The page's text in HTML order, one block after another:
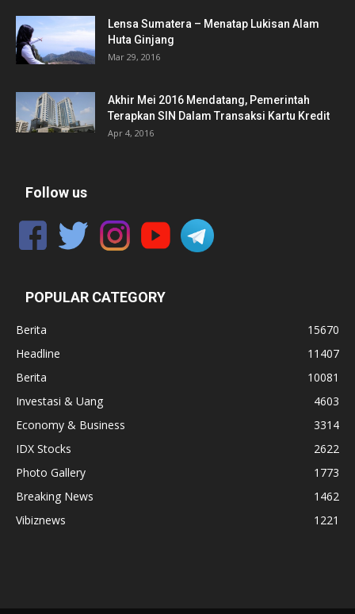
Lensa Sumatera – Menatap Lukisan Alam
Huta Ginjang
Mar 29, 2016
Akhir Mei 2016 Mendatang, Pemerintah
Terapkan SIN Dalam Transaksi Kartu Kredit
Apr 4, 2016
Follow us
POPULAR CATEGORY
Berita
15670
Headline
11407
Berita
10081
Investasi & Uang
4603
Economy & Business
3314
IDX Stocks
2622
Photo Gallery
1773
Breaking News
1462
Vibiznews
1221